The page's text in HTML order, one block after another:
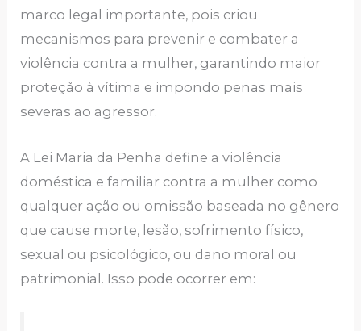
marco legal importante, pois criou
mecanismos para prevenir e combater a
violência contra a mulher, garantindo maior
proteção à vítima e impondo penas mais
severas ao agressor.
A Lei Maria da Penha define a violência
doméstica e familiar contra a mulher como
qualquer ação ou omissão baseada no gênero
que cause morte, lesão, sofrimento físico,
sexual ou psicológico, ou dano moral ou
patrimonial. Isso pode ocorrer em: